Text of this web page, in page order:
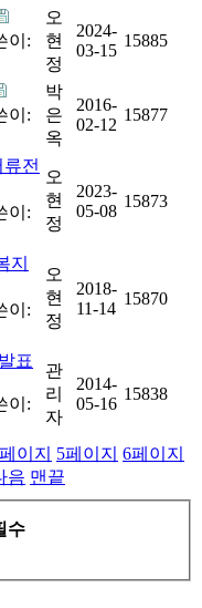
이:
오
현
정
2024-
03-15
15885
이:
박
은
옥
2016-
02-12
15877
전
이:
오
현
정
2023-
05-08
15873
지
이:
오
현
정
2018-
11-14
15870
표
이:
관
리
자
2014-
05-16
15838
페이지 5페이지 6페이지
음 맨끝
수